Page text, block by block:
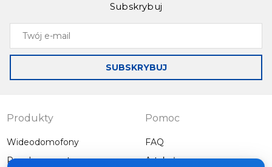
Slinex SL-07M
Intercom with
a built-in power
motion when the
optional motion
Subskrybuj
Twój
mail
SUBSKRYBUJ
Produkty
Wideodomofony
Panele zewnętrzne
Pomoc
FAQ
Artykuły